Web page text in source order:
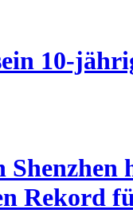
10-
Rekord